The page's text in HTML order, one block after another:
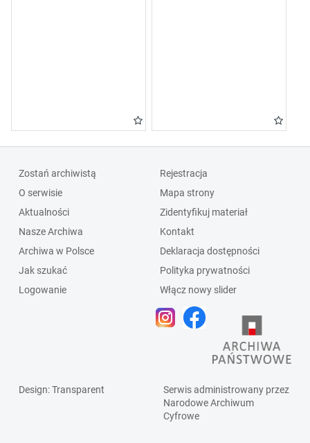
Zostań archiwistą
O serwisie
Aktualności
Nasze Archiwa
Archiwa w Polsce
Jak szukać
Logowanie
Rejestracja
Mapa strony
Zidentyfikuj materiał
Kontakt
Deklaracja dostępności
Polityka prywatności
Włącz nowy slider
Design: Transparent
Serwis administrowany przez
Narodowe Archiwum
Cyfrowe